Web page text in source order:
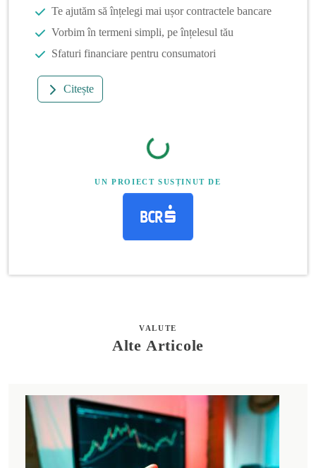
Te ajutăm să înțelegi mai ușor contractele bancare
Vorbim în termeni simpli, pe înțelesul tău
Sfaturi financiare pentru consumatori
Citește
UN PROIECT SUSȚINUT DE
VALUTE
Alte Articole